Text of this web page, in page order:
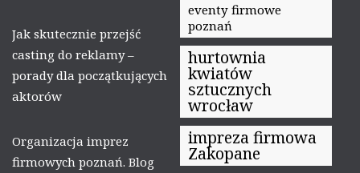
Jak skutecznie przejść
casting do reklamy –
porady dla początkujących
aktorów
Organizacja imprez
firmowych poznań. Blog
eventy firmowe
poznań
hurtownia
kwiatów
sztucznych
wrocław
impreza firmowa
Zakopane